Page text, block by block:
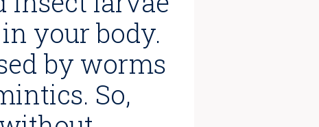
your body.
by worms
So,